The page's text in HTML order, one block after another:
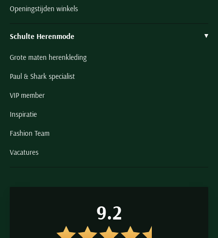
Openingstijden winkels
Schulte Herenmode
Grote maten herenkleding
Paul & Shark specialist
VIP member
Inspiratie
Fashion Team
Vacatures
9.2